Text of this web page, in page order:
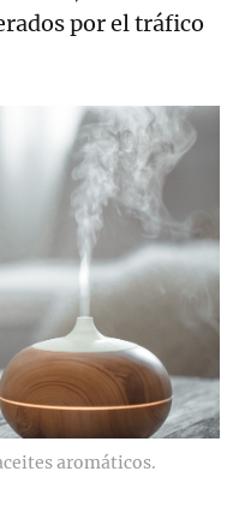
por el tráfico
aromáticos.